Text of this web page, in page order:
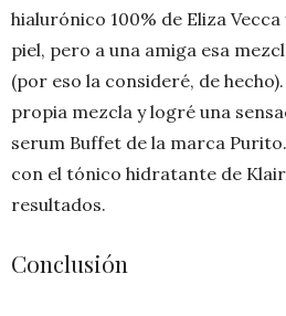
hialurónico 100% de Eliza
piel, pero a una amiga esa
(por eso la consideré, de
propia mezcla y logré una
serum Buffet de la marca
con el tónico hidratante de
resultados.
Conclusión